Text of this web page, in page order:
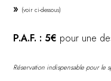
» (voir ci-dessous)
P.A.F. : 5€ pour une
Réservation indispensable pour le